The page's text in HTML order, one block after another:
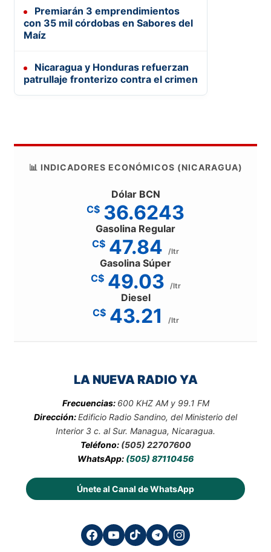
Premiarán 3 emprendimientos
con 35 mil córdobas en Sabores del
Maíz
Nicaragua y Honduras refuerzan
patrullaje fronterizo contra el crimen
📊 INDICADORES ECONÓMICOS (NICARAGUA)
Dólar BCN
C$ 36.6243
Gasolina Regular
C$ 47.84 /ltr
Gasolina Súper
C$ 49.03 /ltr
Diesel
C$ 43.21 /ltr
LA NUEVA RADIO YA
Frecuencias: 600 KHZ AM y 99.1 FM
Dirección:Edificio Radio Sandino, del Ministerio del
Interior 3 c. al Sur. Managua, Nicaragua.
Teléfono: (505) 22707600
WhatsApp: (505) 87110456
Únete al Canal de WhatsApp